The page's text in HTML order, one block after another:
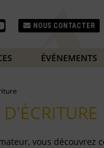
NOUS CONTACTER
ÉVÉNEMENTS
vous découvrez